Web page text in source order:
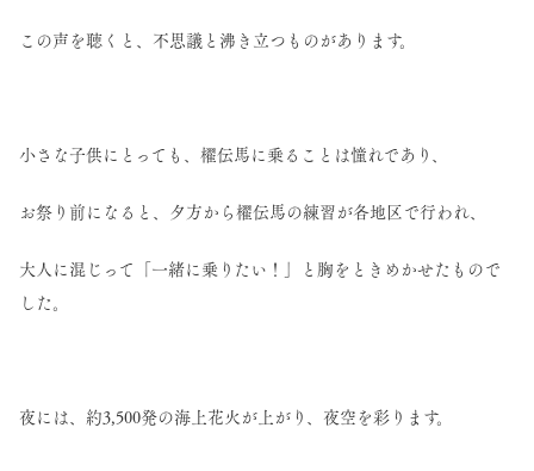
この声を聴くと、不思議と沸き立つものがあります。
小さな子供にとっても、櫂伝馬に乗ることは憧れであり、
お祭り前になると、夕方から櫂伝馬の練習が各地区で行われ、
大人に混じって「一緒に乗りたい！」と胸をときめかせたもので
した。
夜には、約3,500発の海上花火が上がり、夜空を彩ります。